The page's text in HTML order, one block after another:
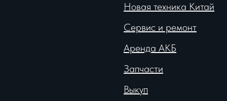
Новая техника Китай
Сервис и ремонт
Аренда АКБ
Запчасти
Выкуп